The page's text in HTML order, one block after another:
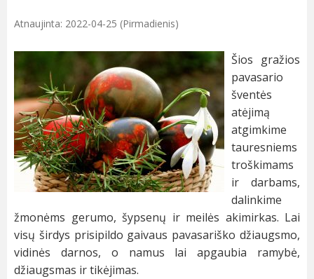
Atnaujinta: 2022-04-25 (Pirmadienis)
Šios gražios
pavasario
šventės
atėjimą
atgimkime
tauresniems
troškimams
ir darbams,
dalinkime
žmonėms gerumo, šypsenų ir meilės akimirkas. Lai
visų širdys prisipildo gaivaus pavasariško džiaugsmo,
vidinės darnos, o namus lai apgaubia ramybė,
džiaugsmas ir tikėjimas.